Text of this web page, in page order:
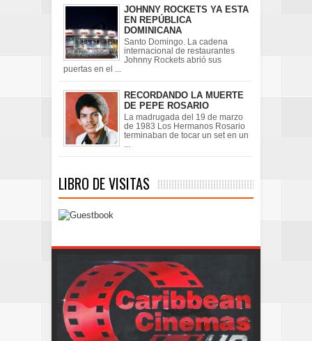
JOHNNY ROCKETS YA ESTA
EN REPÚBLICA
DOMINICANA
Santo Domingo. La cadena
internacional de restaurantes
Johnny Rockets abrió sus
puertas en el ...
RECORDANDO LA MUERTE
DE PEPE ROSARIO
La madrugada del 19 de marzo
de 1983 Los Hermanos Rosario
terminaban de tocar un set en un
LIBRO DE VISITAS